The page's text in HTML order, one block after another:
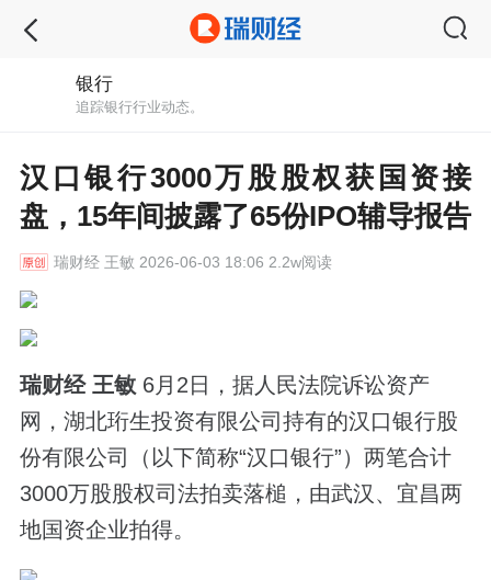
银行
追踪银行行业动态。
汉口银行3000万股股权获国资接
盘，15年间披露了65份IPO辅导报告
瑞财经王敏 2026-06-03 18:06 2.2w阅读
瑞财经 王敏 6月2日，据人民法院诉讼资产
网，湖北珩生投资有限公司持有的汉口银行股
份有限公司（以下简称“汉口银行”）两笔合计
3000万股股权司法拍卖落槌，由武汉、宜昌两
地国资企业拍得。